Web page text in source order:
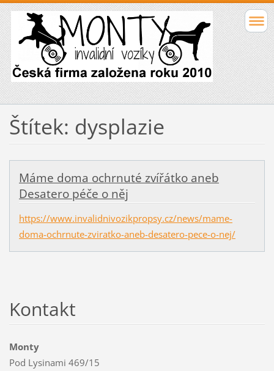
Štítek: dysplazie
Máme doma ochrnuté zvířátko aneb
Desatero péče o něj
https://www.invalidnivozikpropsy.cz/news/mame-
doma-ochrnute-zviratko-aneb-desatero-pece-o-nej/
Kontakt
Monty
Pod Lysinami 469/15